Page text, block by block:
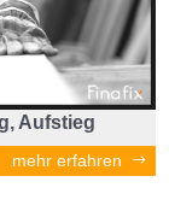
Aufstieg
mehr erfahren